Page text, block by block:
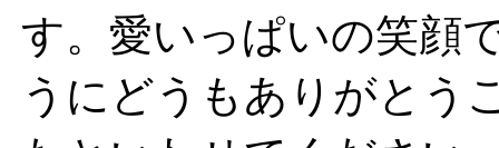
す。愛いっぱいの笑顔
うにどうもありがとう